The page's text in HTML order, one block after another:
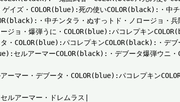
イズ・COLOR(blue):死の使いCOLOR(black):・中
・中チンタラ・ぬすっトド・ノロージョ・兵
ジョ・爆弾うに・COLOR(blue):パコレプキン
・COLOR(blue):パコレプキンCOLOR(black):・デ
セルアーマーCOLOR(black):・デブータ爆弾ウニ
ーマー・デブータ・COLOR(blue):パコレプキン
ルアーマー・ドレムラス|